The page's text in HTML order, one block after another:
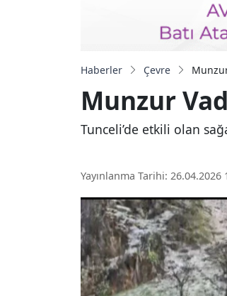
Haberler Çevre
Munzur
Tunceli’de etkili olan
Yayınlanma Tarihi: 26.04.2026